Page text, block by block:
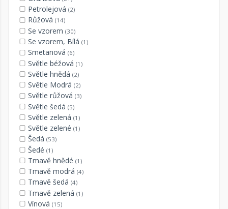
Petrolejová (2)
Růžová (14)
Se vzorem (30)
Se vzorem, Bílá (1)
Smetanová (6)
Světle béžová (1)
Světle hnědá (2)
Světle Modrá (2)
Světle růžová (3)
Světle šedá (5)
Světle zelená (1)
Světle zelené (1)
Šedá (53)
Šedé (1)
Tmavě hnědé (1)
Tmavě modrá (4)
Tmavě šedá (4)
Tmavě zelená (1)
Vínová (15)